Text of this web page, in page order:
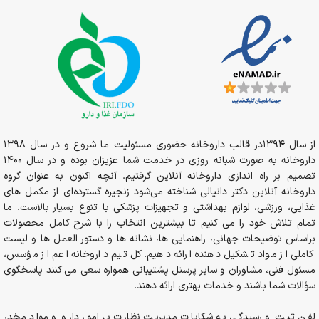
قطره در اختیار مصرف کنندگان قرار می‌گیرند و تمامی نیازها و سلایق را
پوشش دهند.
محصولات این برند به صورت جهانی عرضه می شوند و رضایت
مشتریان در سراسر دنیا گواه کیفیت بالای محصولات این برند است.
از سال 1394در قالب داروخانه حضوری مسئولیت ما شروع و در سال 1398
داروخانه به صورت شبانه روزی در خدمت شما عزیزان بوده و در سال 1400
تصمیم بر راه اندازی داروخانه آنلاین گرفتیم. آنچه اکنون به عنوان گروه
داروخانه آنلاین دکتر دانیالی شناخته می‌شود زنجیره گسترده‌ای از مکمل های
غذایی، ورزشی، لوازم بهداشتی و تجهیزات پزشکی با تنوع بسیار بالاست. ما
تمام تلاش خود را می کنیم تا بیشترین انتخاب را با شرح کامل محصولات
براساس توضیحات جهانی، راهنمایی ها، نشانه ها و دستور العمل ها و لیست
کاملی از مواد تشکیل دهنده ارائه دهیم. کل تیم داروخانه اعم از مؤسس،
مسئول فنی، مشاوران و سایر پرسنل پشتیبانی همواره سعی می کنند پاسخگوی
سؤالات شما باشند و خدمات بهتری ارائه دهند.